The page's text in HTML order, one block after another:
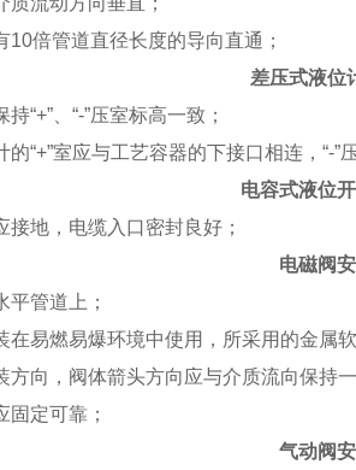
10倍管道直径长度的导向直通；
差压式液位
持“+” “-”压室标高一致；
的“+”室应与工艺容器的下接口相连， “-”
电容式液位
接地，电缆入口密封良好；
电磁阀
平管道上；
在易燃易爆环境中使用，所采用的金属
方向，阀体箭头方向应与介质流向保持
固定可靠；
气动阀